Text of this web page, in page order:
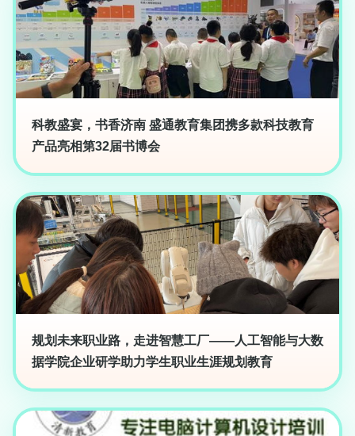
科教盛宴，书香济南 盛通教育集团携多款科技教育
产品亮相第32届书博会
规划未来职业路，走进智慧工厂——人工智能与大数
据学院企业研学助力学生职业生涯规划教育